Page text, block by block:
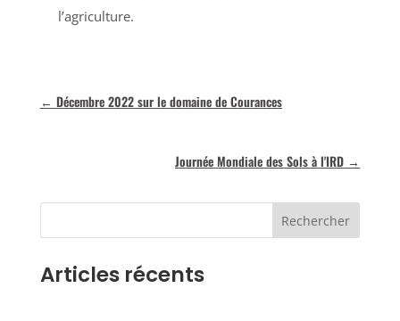
l’agriculture.
← Décembre 2022 sur le domaine de Courances
Journée Mondiale des Sols à l'IRD →
Rechercher
Articles récents